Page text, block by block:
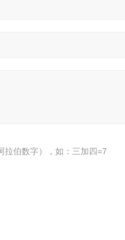
拉伯数字），如：三加四=7